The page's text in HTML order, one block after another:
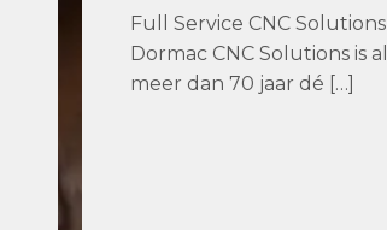
Full Service CNC Solutions
Dormac CNC Solutions is al
meer dan 70 jaar dé […]